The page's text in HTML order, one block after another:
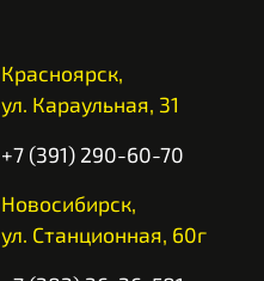
Красноярск,
ул. Караульная, 31
+7 (391) 290-60-70
Новосибирск,
ул. Станционная, 60г